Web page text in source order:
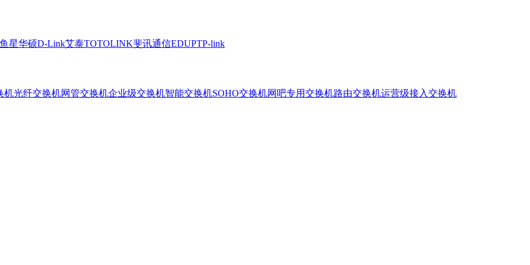
星华硕D-Link艾泰TOTOLINK斐讯通信EDUPTP-link
机光纤交换机网管交换机企业级交换机智能交换机SOHO交换机网吧专用交换机路由交换机运营级接入交换机